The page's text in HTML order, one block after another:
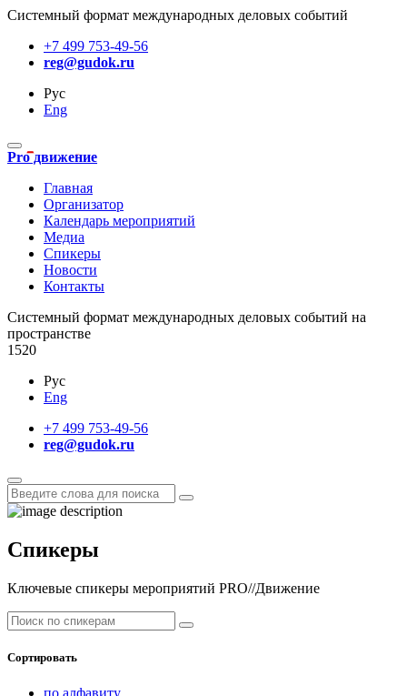
Системный формат международных деловых событий
+7 499 753-49-56
reg@gudok.ru
Рус
Eng
Pro движение
Главная
Организатор
Календарь мероприятий
Медиа
Спикеры
Новости
Контакты
Cистемный формат международных деловых событий на
пространстве
1520
Рус
Eng
+7 499 753-49-56
reg@gudok.ru
Спикеры
Ключевые спикеры мероприятий PRO//Движение
Сортировать